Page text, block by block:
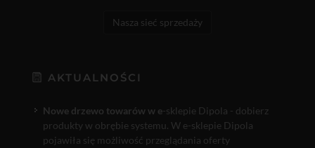
Nasza sieć sprzedaży
AKTUALNOŚCI
Nowe drzewo towarów w e-sklepie Dipola - dobierz
produkty w obrębie systemu. W e-sklepie Dipola
pojawiła się możliwość przeglądania oferty